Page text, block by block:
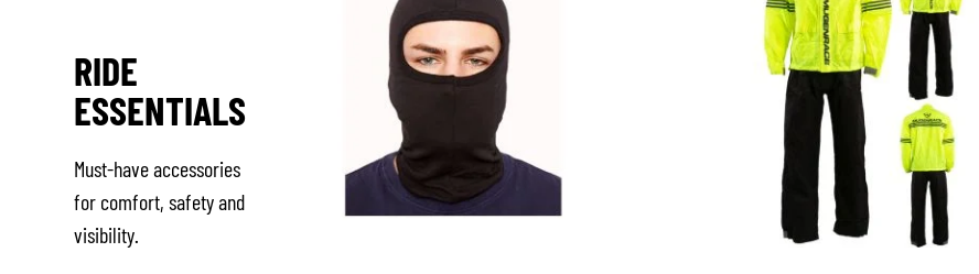
RIDE
ESSENTIALS
Must-have accessories
for comfort, safety and
visibility.